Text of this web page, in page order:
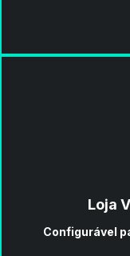
Loja
Configurável